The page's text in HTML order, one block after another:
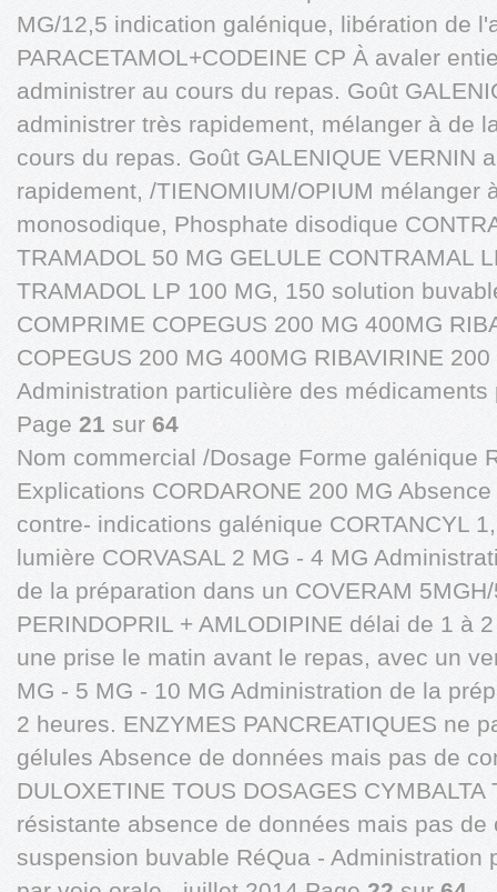
MG/12,5 indication galénique, libération de
PARACETAMOL+CODEINE CP À avaler
administrer au cours du repas. Goût
administrer très rapidement, mélanger à de
cours du repas. Goût GALENIQUE VERNIN
rapidement, /TIENOMIUM/OPIUM mélanger
monosodique, Phosphate disodique
TRAMADOL 50 MG GELULE CONTRAMAL
TRAMADOL LP 100 MG, 150 solution
COMPRIME COPEGUS 200 MG 400MG
COPEGUS 200 MG 400MG RIBAVIRINE
Administration particulière des
Page 21 sur 64
Nom commercial /Dosage Forme galénique
Explications CORDARONE 200 MG
contre- indications galénique CORTANCYL
lumière CORVASAL 2 MG - 4 MG
de la préparation dans un COVERAM
PERINDOPRIL + AMLODIPINE délai de 1 à
une prise le matin avant le repas, avec un
MG - 5 MG - 10 MG Administration de la
2 heures. ENZYMES PANCREATIQUES ne
gélules Absence de données mais pas de
DULOXETINE TOUS DOSAGES
résistante absence de données mais pas
suspension buvable RéQua - Administration